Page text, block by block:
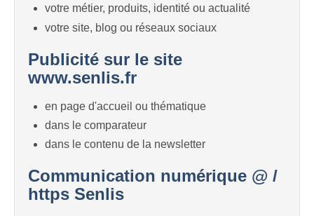
votre métier, produits, identité ou actualité
votre site, blog ou réseaux sociaux
Publicité sur le site
www.senlis.fr
en page d'accueil ou thématique
dans le comparateur
dans le contenu de la newsletter
Communication numérique @ /
https Senlis